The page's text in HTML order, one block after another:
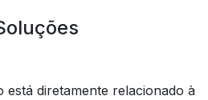
diretamente relacionado à